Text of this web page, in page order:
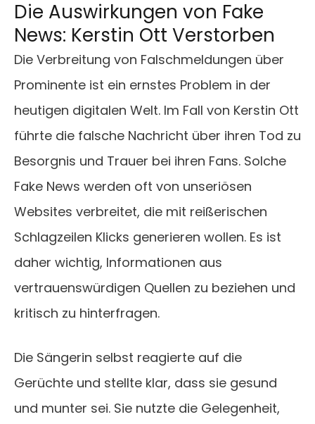
Die Auswirkungen von Fake
News: Kerstin Ott Verstorben
Die Verbreitung von Falschmeldungen über
Prominente ist ein ernstes Problem in der
heutigen digitalen Welt. Im Fall von Kerstin Ott
führte die falsche Nachricht über ihren Tod zu
Besorgnis und Trauer bei ihren Fans. Solche
Fake News werden oft von unseriösen
Websites verbreitet, die mit reißerischen
Schlagzeilen Klicks generieren wollen. Es ist
daher wichtig, Informationen aus
vertrauenswürdigen Quellen zu beziehen und
kritisch zu hinterfragen.
Die Sängerin selbst reagierte auf die
Gerüchte und stellte klar, dass sie gesund
und munter sei. Sie nutzte die Gelegenheit,